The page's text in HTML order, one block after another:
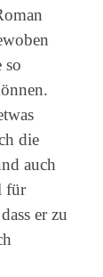
so
die
auch
für
er zu